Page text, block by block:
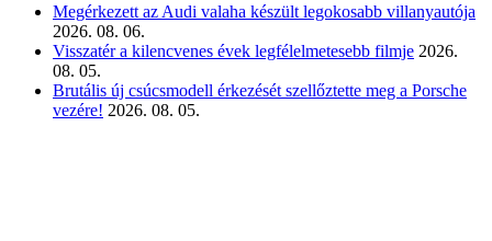
Megérkezett az Audi valaha készült legokosabb villanyautója
2026. 08. 06.
Visszatér a kilencvenes évek legfélelmetesebb filmje 2026.
08. 05.
Brutális új csúcsmodell érkezését szellőztette meg a Porsche
vezére! 2026. 08. 05.